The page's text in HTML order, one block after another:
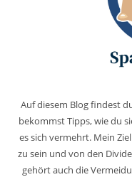
Auf diesem Blog findest
bekommst Tipps, wie du
es sich vermehrt. Mein
zu sein und von den
gehört auch die